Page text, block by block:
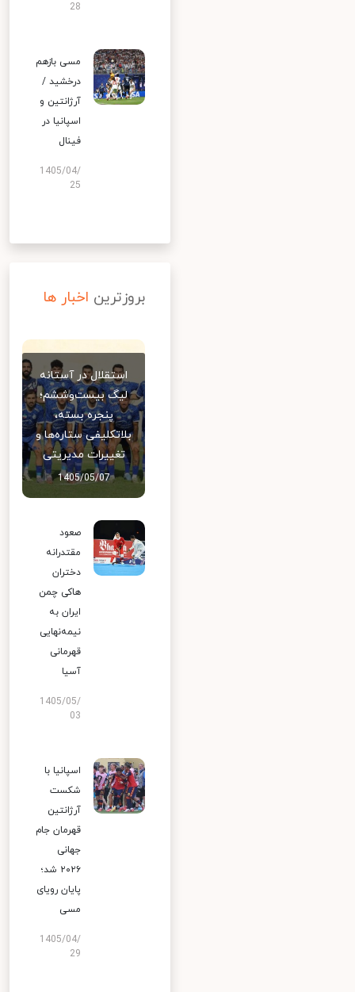
28
مسی بازهم
درخشید /
آرژانتین و
اسپانیا در
فینال
1405/04/
25
بروزترین اخبار ها
استقلال در آستانه
لیگ بیست‌وششم؛
پنجره بسته،
بلاتکلیفی ستاره‌ها و
تغییرات مدیریتی
1405/05/07
صعود
مقتدرانه
دختران
هاکی چمن
ایران به
نیمه‌نهایی
قهرمانی
آسیا
1405/05/
03
اسپانیا با
شکست
آرژانتین
قهرمان جام
جهانی
۲۰۲۶ شد؛
پایان رویای
مسی
1405/04/
29